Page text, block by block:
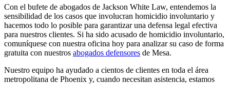
Con el bufete de abogados de Jackson White Law, entendemos la
sensibilidad de los casos que involucran homicidio involuntario y
hacemos todo lo posible para garantizar una defensa legal efectiva
para nuestros clientes. Si ha sido acusado de homicidio involuntario,
comuníquese con nuestra oficina hoy para analizar su caso de forma
gratuita con nuestros abogados defensores de Mesa.
Nuestro equipo ha ayudado a cientos de clientes en toda el área
metropolitana de Phoenix y, cuando necesitan asistencia, estamos